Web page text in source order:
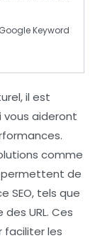
Keyword
, il est
vous aideront
comme
permettent de
SEO, tels que
URL. Ces
faciliter les